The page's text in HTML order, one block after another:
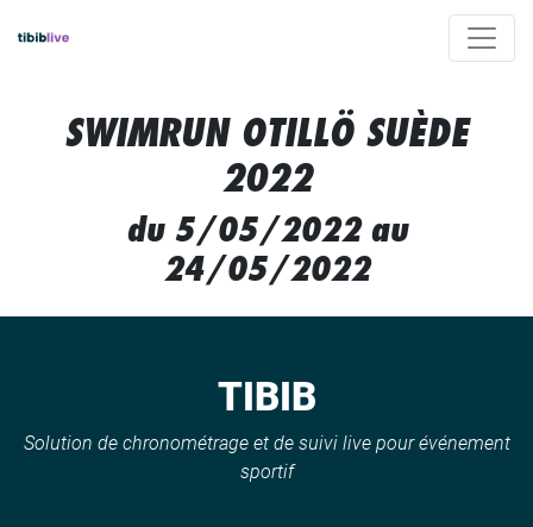
SWIMRUN OTILLÖ SUÈDE
2022
du 5/05/2022 au
24/05/2022
TIBIB
Solution de chronométrage et de suivi live pour événement
sportif